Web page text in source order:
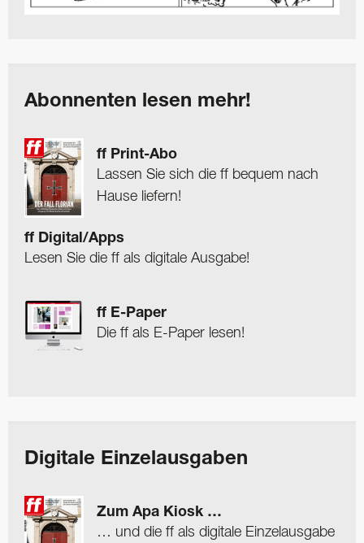
Abonnenten lesen mehr!
ff Print-Abo
Lassen Sie sich die ff bequem nach
Hause liefern!
ff Digital/Apps
Lesen Sie die ff als digitale Ausgabe!
ff E-Paper
Die ff als E-Paper lesen!
Digitale Einzelausgaben
Zum Apa Kiosk …
… und die ff als digitale Einzelausgabe